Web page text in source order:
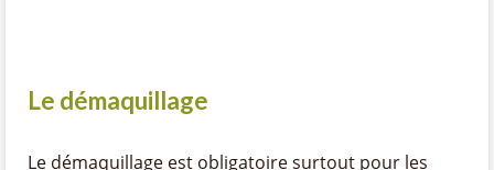
Le démaquillage
Le démaquillage est obligatoire surtout pour les